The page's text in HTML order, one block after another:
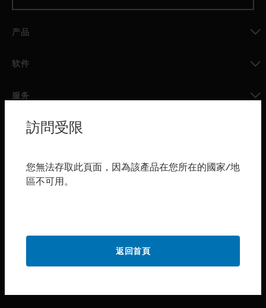
产品
软件
服务
toggle view
行业
toggle view
訪問受限
您無法存取此頁面，因為該產品在您所在的國家/地
區不可用。
返回首頁